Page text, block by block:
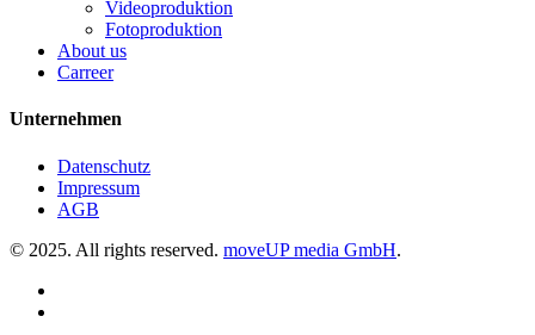
Videoproduktion
Fotoproduktion
About us
Carreer
Unternehmen
Datenschutz
Impressum
AGB
© 2025. All rights reserved. moveUP media GmbH.